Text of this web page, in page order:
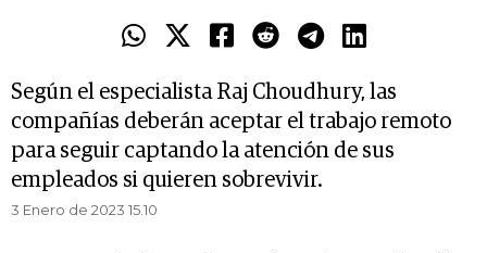
Según el especialista Raj Choudhury, las
compañías deberán aceptar el trabajo remoto
para seguir captando la atención de sus
empleados si quieren sobrevivir.
3 Enero de 2023 15.10